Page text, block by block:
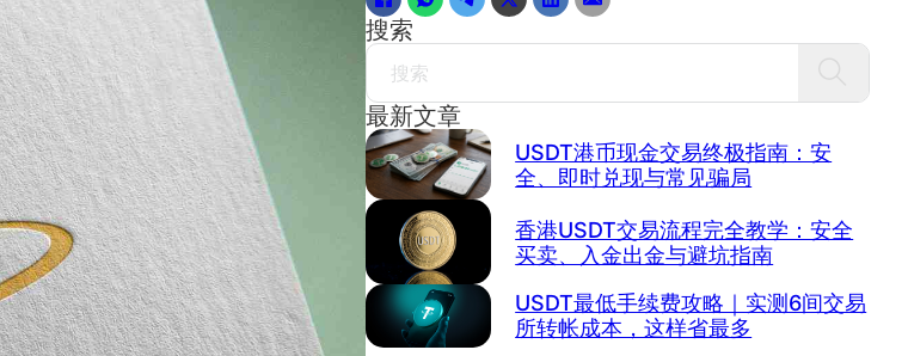
搜索
Search
最新文章
USDT港币现金交易终极指南：安
全、即时兑现与常见骗局
香港USDT交易流程完全教学：安全
买卖、入金出金与避坑指南
USDT最低手续费攻略｜实测6间交易
所转帐成本，这样省最多